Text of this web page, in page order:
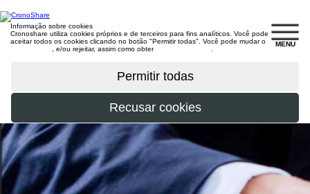
MENU
Informação sobre cookies
Cronoshare utiliza cookies próprios e de terceiros para fins analíticos. Você pode
aceitar todos os cookies clicando no botão "Permitir todas". Você pode mudar o
, e/ou rejeitar, assim como obter